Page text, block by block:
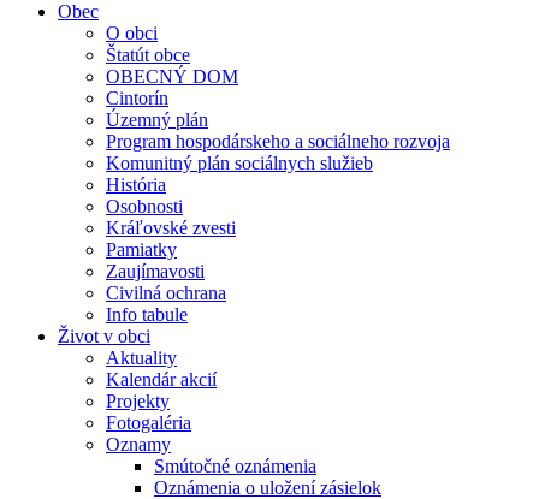
Obec
O obci
Štatút obce
OBECNÝ DOM
Cintorín
Územný plán
Program hospodárskeho a sociálneho rozvoja
Komunitný plán sociálnych služieb
História
Osobnosti
Kráľovské zvesti
Pamiatky
Zaujímavosti
Civilná ochrana
Info tabule
Život v obci
Aktuality
Kalendár akcií
Projekty
Fotogaléria
Oznamy
Smútočné oznámenia
Oznámenia o uložení zásielok